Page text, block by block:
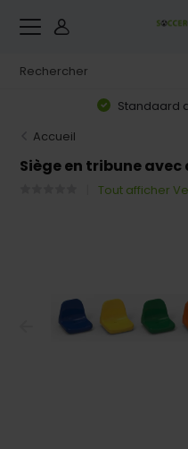
Standaard
Accueil
Siège en tribune avec
Tout afficher